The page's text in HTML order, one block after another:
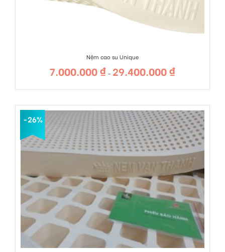
Nệm cao su Unique
7.000.000₫ – 29.400.000₫Khoảng
đến
-26%